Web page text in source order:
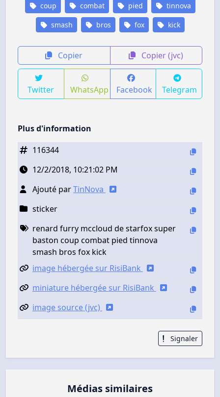
coup combat pied tinnova
smash bros fox kick
Copier Copier (jvc)
Twitter WhatsApp Facebook Telegram
Plus d'information
116344
12/2/2018, 10:21:02 PM
Ajouté parTinNova
sticker
renard furry mccloud de starfox super
baston coup combat pied tinnova
smash bros fox kick
image hébergée sur RisiBank
miniature hébergée sur RisiBank
image source (jvc)
Signaler
Médias similaires